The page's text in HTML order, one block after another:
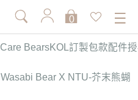
0
Care BearsKOL訂製包款配件
Wasabi Bear X NTU-芥末熊蝴